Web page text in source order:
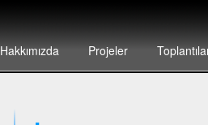
Hakkımızda Projeler